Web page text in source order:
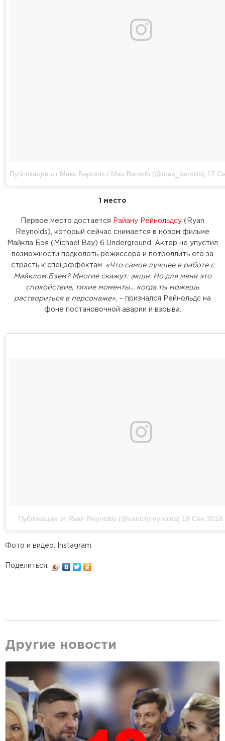
Публикация от Макс Барских / Max Barskih (@max_barskih) 17
1 место
Первое место достается Райану Рейнольдсу (Ryan
Reynolds), который сейчас снимается в новом фильме
Майкла Бэя (Michael Bay) 6 Underground. Актер не упустил
возможности подколоть режиссера и потроллить его за
страсть к спецэффектам.
«Что самое лучшее в работе с
Майклом Бэем? Многие скажут: экшн. Но для меня это
спокойствие, тихие моменты... когда ты можешь
раствориться в персонаже» , – признался Рейнольдс на
фоне постановочной аварии и взрыва.
Публикация от Ryan Reynolds (@vancityreynolds) 19 Сен 2018
Фото и видео: Instagram
Поделиться:
Другие новости